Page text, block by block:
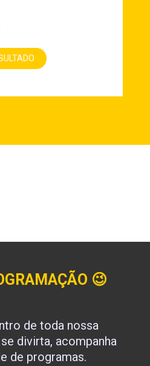
😉
de toda nossa
divirta, acompanha
de programas.